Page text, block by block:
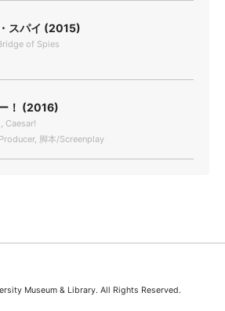
スパイ (2015)
of Spies
！ (2016)
Caesar!
脚本/Screenplay
Museum & Library. All Rights Reserved.